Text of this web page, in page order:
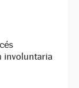
involuntaria